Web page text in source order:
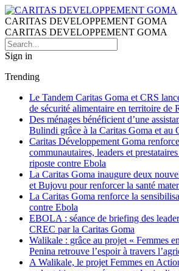
CARITAS DEVELOPPEMENT GOMA
CARITAS DEVELOPPEMENT GOMA
Sign in
Trending
Le Tandem Caritas Goma et CRS
de sécurité alimentaire en territoire de
Des ménages bénéficient d’une
Bulindi grâce à la Caritas Goma et au
Caritas Développement Goma
communautaires, leaders et
riposte contre Ebola
La Caritas Goma inaugure deux
et Bujovu pour renforcer la santé
La Caritas Goma renforce la
contre Ebola
EBOLA : séance de briefing des
CREC par la Caritas Goma
Walikale : grâce au projet « Femmes
Penina retrouve l’espoir à travers
A Walikale, le projet Femmes en